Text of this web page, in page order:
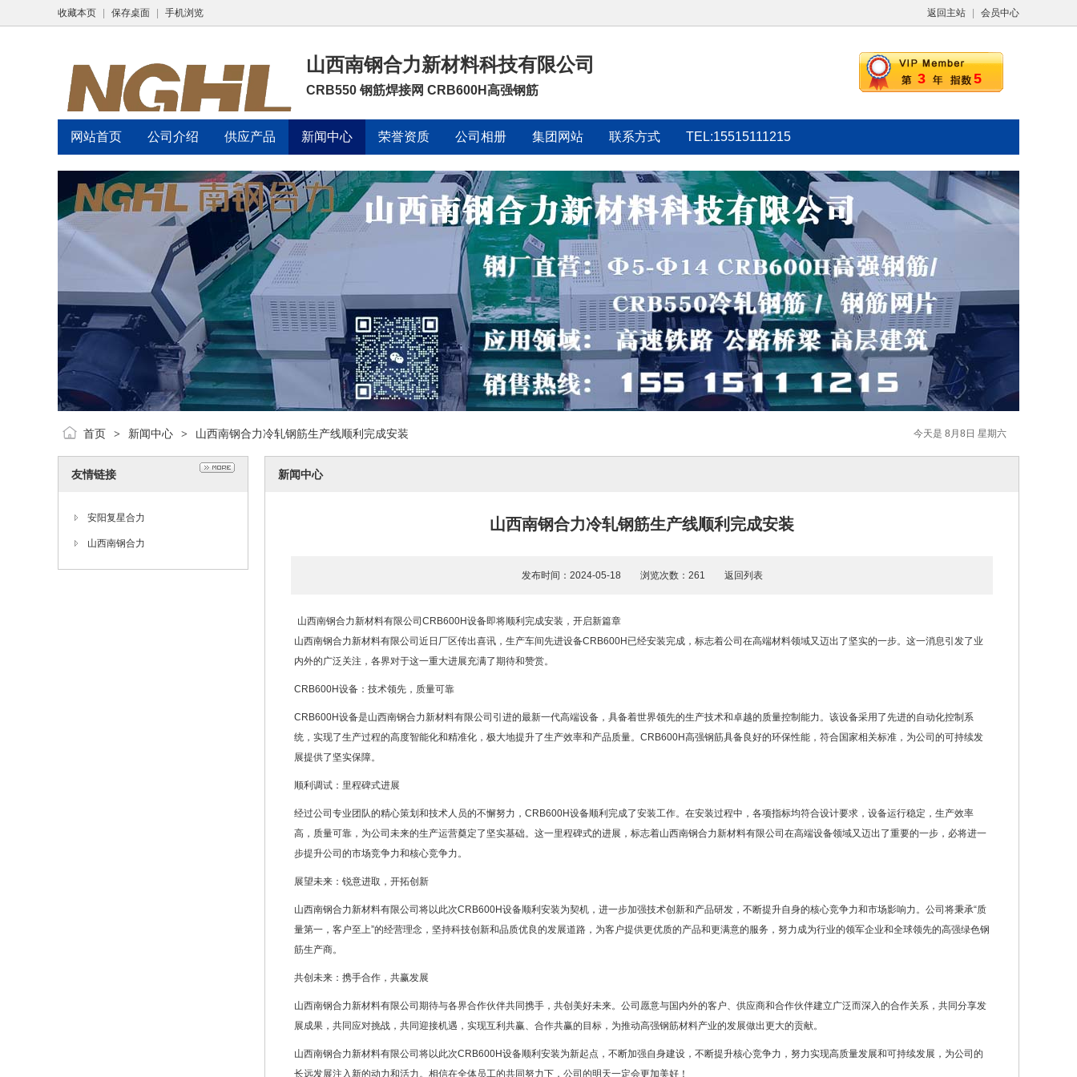
返回主站 会员中心
收藏本页 保存桌面 手机浏览
3 5
山西南钢合力新材料科技有限公司
CRB550 钢筋焊接网 CRB600H高强钢筋
网站首页 公司介绍 供应产品 新闻中心 荣誉资质 公司相册 集团网站 联系方式 TEL:15515111215
今天是 8月8日 星期六
首页 > 新闻中心 > 山西南钢合力冷轧钢筋生产线顺利完成安装
友情链接
安阳复星合力
山西南钢合力
新闻中心
山西南钢合力冷轧钢筋生产线顺利完成安装
发布时间：2024-05-18 浏览次数：261 返回列表
山西南钢合力新材料有限公司CRB600H设备即将顺利完成安装，开启新篇章
山西南钢合力新材料有限公司近日厂区传出喜讯，生产车间先进设备CRB600H已经安装完成，标志着公司在高端材料领域又迈出了坚实的一步。这一消息引发了业
内外的广泛关注，各界对于这一重大进展充满了期待和赞赏。
CRB600H设备：技术领先，质量可靠
CRB600H设备是山西南钢合力新材料有限公司引进的最新一代高端设备，具备着世界领先的生产技术和卓越的质量控制能力。该设备采用了先进的自动化控制系
统，实现了生产过程的高度智能化和精准化，极大地提升了生产效率和产品质量。CRB600H高强钢筋具备良好的环保性能，符合国家相关标准，为公司的可持续发
展提供了坚实保障。
顺利调试：里程碑式进展
经过公司专业团队的精心策划和技术人员的不懈努力，CRB600H设备顺利完成了安装工作。在安装过程中，各项指标均符合设计要求，设备运行稳定，生产效率
高，质量可靠，为公司未来的生产运营奠定了坚实基础。这一里程碑式的进展，标志着山西南钢合力新材料有限公司在高端设备领域又迈出了重要的一步，必将进一
步提升公司的市场竞争力和核心竞争力。
展望未来：锐意进取，开拓创新
山西南钢合力新材料有限公司将以此次CRB600H设备顺利安装为契机，进一步加强技术创新和产品研发，不断提升自身的核心竞争力和市场影响力。公司将秉承“质
量第一，客户至上”的经营理念，坚持科技创新和品质优良的发展道路，为客户提供更优质的产品和更满意的服务，努力成为行业的领军企业和全球领先的高强绿色钢
筋生产商。
共创未来：携手合作，共赢发展
山西南钢合力新材料有限公司期待与各界合作伙伴共同携手，共创美好未来。公司愿意与国内外的客户、供应商和合作伙伴建立广泛而深入的合作关系，共同分享发
展成果，共同应对挑战，共同迎接机遇，实现互利共赢、合作共赢的目标，为推动高强钢筋材料产业的发展做出更大的贡献。
山西南钢合力新材料有限公司将以此次CRB600H设备顺利安装为新起点，不断加强自身建设，不断提升核心竞争力，努力实现高质量发展和可持续发展，为公司的
长远发展注入新的动力和活力。相信在全体员工的共同努力下，公司的明天一定会更加美好！